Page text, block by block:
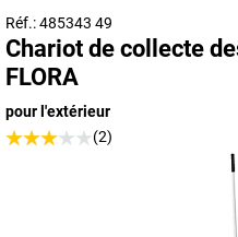
Réf.: 485343 49
Chariot de collecte
FLORA
pour l'extérieur
(2)